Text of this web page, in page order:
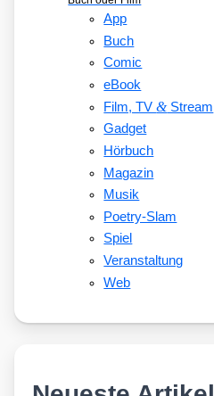
App
Buch
Comic
eBook
Film, TV&Stream
Gadget
Hörbuch
Magazin
Musik
Poetry-Slam
Spiel
Veranstaltung
Web